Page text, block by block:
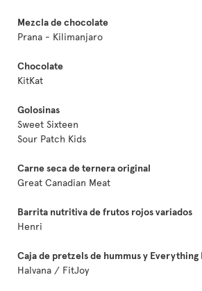
Mezcla de chocolate
Prana - Kilimanjaro
Chocolate
KitKat
Golosinas
Sweet Sixteen
Sour Patch Kids
Carne seca de ternera original
Great Canadian Meat
Barrita nutritiva de frutos rojos variados
Henri
Caja de pretzels de hummus y Everything
Halvana / FitJoy